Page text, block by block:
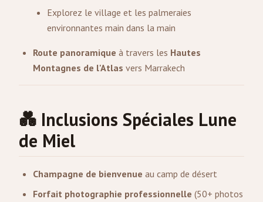
Explorez le village et les palmeraies
environnantes main dans la main
Route panoramique à travers les Hautes
Montagnes de l'Atlas vers Marrakech
💑 Inclusions Spéciales Lune
de Miel
Champagne de bienvenue au camp de désert
Forfait photographie professionnelle (50+ photos